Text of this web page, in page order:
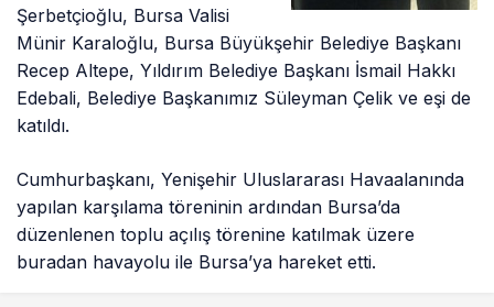
Şerbetçioğlu, Bursa Valisi
Münir Karaloğlu, Bursa Büyükşehir Belediye Başkanı
Recep Altepe, Yıldırım Belediye Başkanı İsmail Hakkı
Edebali, Belediye Başkanımız Süleyman Çelik ve eşi de
katıldı.
Cumhurbaşkanı, Yenişehir Uluslararası Havaalanında
yapılan karşılama töreninin ardından Bursa’da
düzenlenen toplu açılış törenine katılmak üzere
buradan havayolu ile Bursa’ya hareket etti.